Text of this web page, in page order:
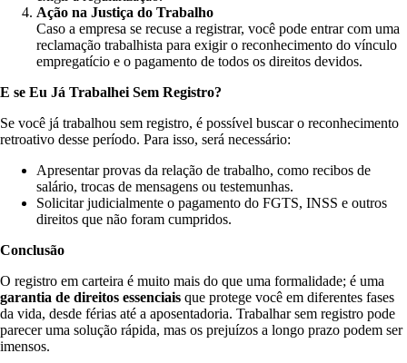
Ação na Justiça do Trabalho
Caso a empresa se recuse a registrar, você pode entrar com uma
reclamação trabalhista para exigir o reconhecimento do vínculo
empregatício e o pagamento de todos os direitos devidos.
E se Eu Já Trabalhei Sem Registro?
Se você já trabalhou sem registro, é possível buscar o reconhecimento
retroativo desse período. Para isso, será necessário:
Apresentar provas da relação de trabalho, como recibos de
salário, trocas de mensagens ou testemunhas.
Solicitar judicialmente o pagamento do FGTS, INSS e outros
direitos que não foram cumpridos.
Conclusão
O registro em carteira é muito mais do que uma formalidade; é uma
garantia de direitos essenciais que protege você em diferentes fases
da vida, desde férias até a aposentadoria. Trabalhar sem registro pode
parecer uma solução rápida, mas os prejuízos a longo prazo podem ser
imensos.